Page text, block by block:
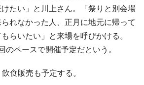
たい」と川上さん。「祭りと別会場
れなかった人、正月に地元に帰って
らいたい」と来場を呼びかける。
ペースで開催予定だという。
食販売も予定する。